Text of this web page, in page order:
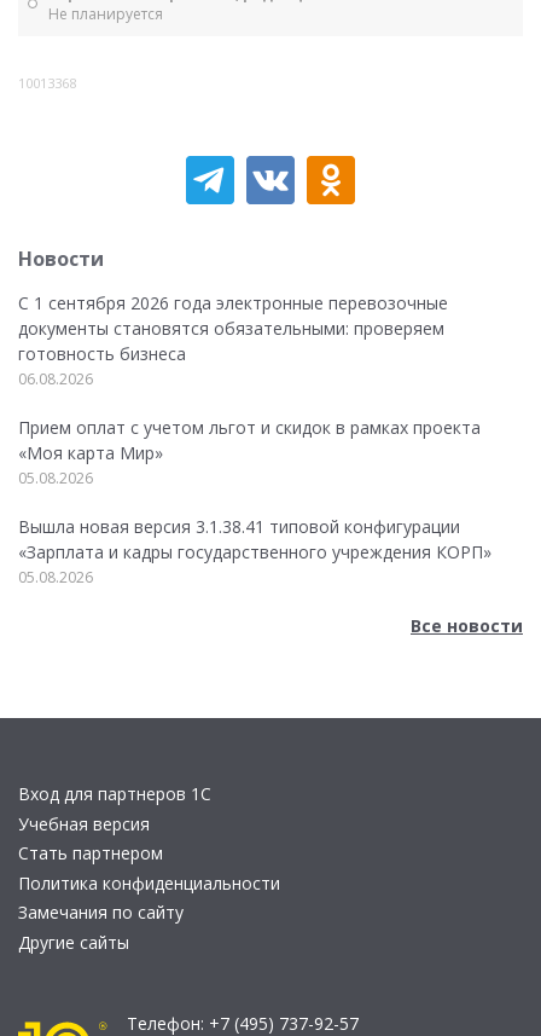
Не планируется
10013368
Новости
С 1 сентября 2026 года электронные перевозочные
документы становятся обязательными: проверяем
готовность бизнеса
06.08.2026
Прием оплат с учетом льгот и скидок в рамках проекта
«Моя карта Мир»
05.08.2026
Вышла новая версия 3.1.38.41 типовой конфигурации
«Зарплата и кадры государственного учреждения КОРП»
05.08.2026
Все новости
Вход для партнеров 1С
Учебная версия
Стать партнером
Политика конфиденциальности
Замечания по сайту
Другие сайты
Телефон: +7 (495) 737-92-57